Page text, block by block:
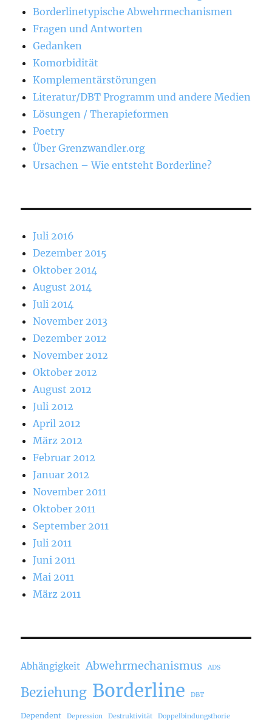
Borderlinetypische Abwehrmechanismen
Fragen und Antworten
Gedanken
Komorbidität
Komplementärstörungen
Literatur/DBT Programm und andere Medien
Lösungen / Therapieformen
Poetry
Über Grenzwandler.org
Ursachen – Wie entsteht Borderline?
Juli 2016
Dezember 2015
Oktober 2014
August 2014
Juli 2014
November 2013
Dezember 2012
November 2012
Oktober 2012
August 2012
Juli 2012
April 2012
März 2012
Februar 2012
Januar 2012
November 2011
Oktober 2011
September 2011
Juli 2011
Juni 2011
Mai 2011
März 2011
Abhängigkeit Abwehrmechanismus ADS
Beziehung Borderline DBT
Dependent Depression Destruktivität Doppelbindungsthorie